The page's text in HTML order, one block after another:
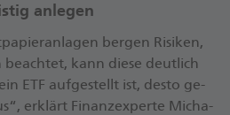
an­le­gen
ber­gen Ri­si­ken,
kann diese deut­lich
ETF auf­ge­stellt ist, desto ge­
er­klärt Fi­nanz­ex­per­te Mi­cha­